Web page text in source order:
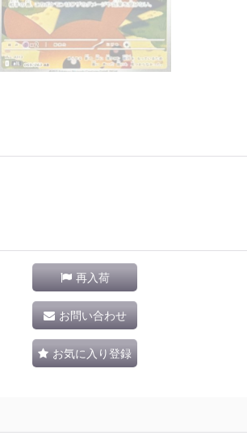
再入荷
お問い合わせ
お気に入り登録